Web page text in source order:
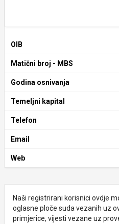
OIB
Matični broj - MBS
Godina osnivanja
Temeljni kapital
Telefon
Email
Web
Naši registrirani korisnici ovdje
oglasne ploče suda vezanih uz
primjerice, vijesti vezane uz